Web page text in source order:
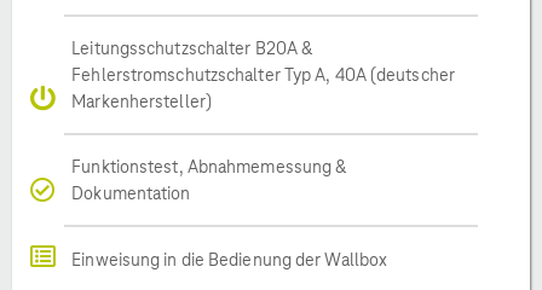
Leitungsschutzschalter B20A &
Fehlerstromschutzschalter Typ A, 40A (deutscher
Markenhersteller)
Funktionstest, Abnahmemessung &
Dokumentation
Einweisung in die Bedienung der Wallbox